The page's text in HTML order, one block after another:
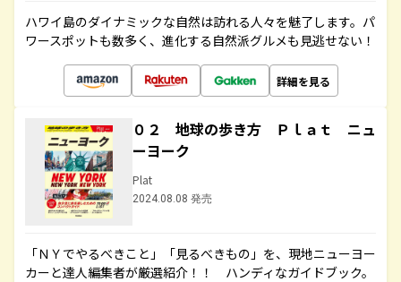
ハワイ島のダイナミックな自然は訪れる人々を魅了します。パ
ワースポットも数多く、進化する自然派グルメも見逃せない！
詳細を見る
０２ 地球の歩き方 Ｐｌａｔ ニュ
ーヨーク
Plat
2024.08.08 発売
「ＮＹでやるべきこと」「見るべきもの」を、現地ニューヨー
カーと達人編集者が厳選紹介！！ ハンディなガイドブック。